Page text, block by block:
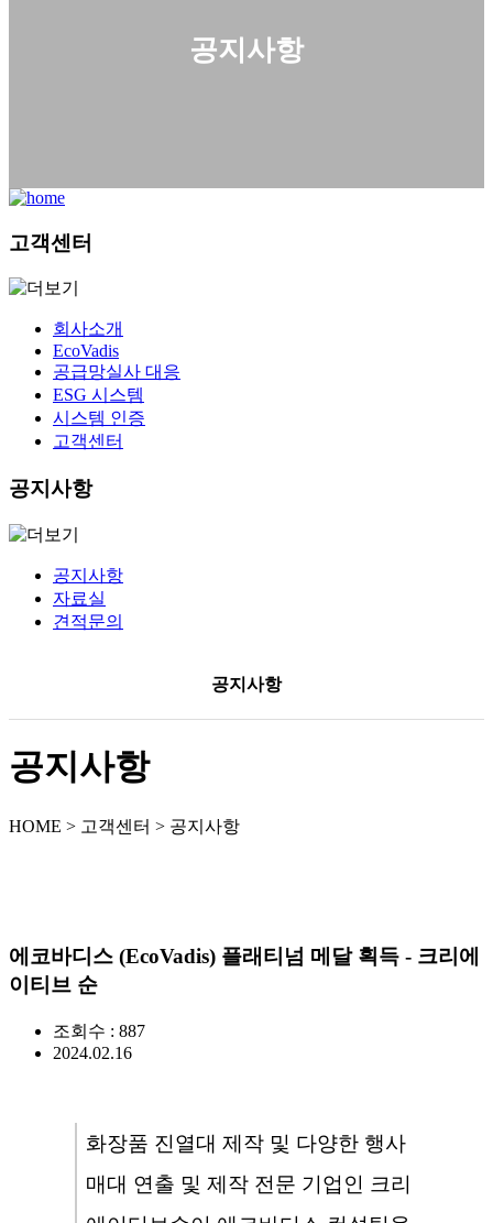
공지사항
고객센터
회사소개
EcoVadis
공급망실사 대응
ESG 시스템
시스템 인증
고객센터
공지사항
공지사항
자료실
견적문의
공지사항
공지사항
HOME > 고객센터 > 공지사항
에코바디스 (EcoVadis) 플래티넘 메달 획득 - 크리에
이티브 순
조회수 : 887
2024.02.16
화장품 진열대 제작 및 다양한 행사
매대 연출 및 제작 전문 기업인 크리